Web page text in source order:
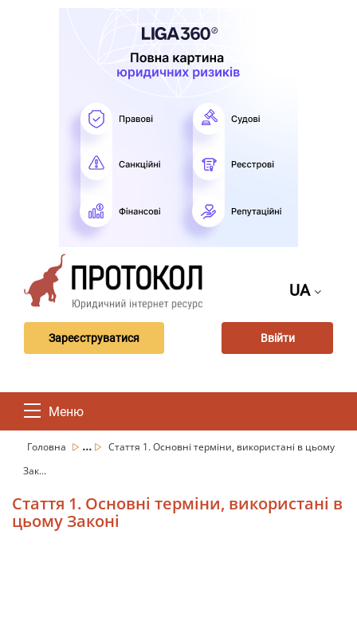
UA
Зареєструватися Ввійти
Меню
Головна ...
Стаття 1. Основні терміни, використані в цьому
Зак...
Стаття 1. Основні терміни, використані в
цьому Законі